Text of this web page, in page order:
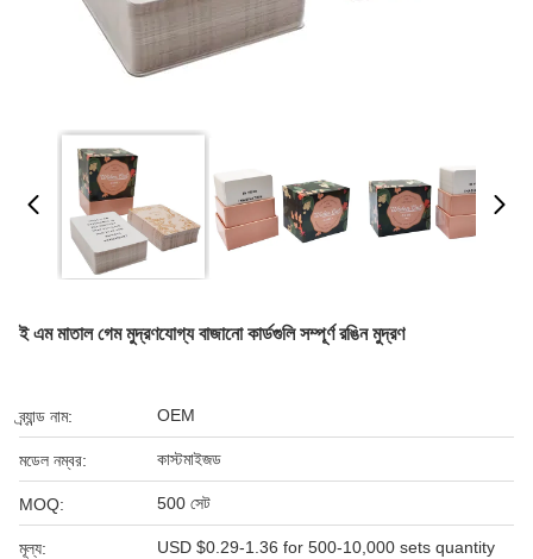
ই এম মাতাল গেম মুদ্রণযোগ্য বাজানো কার্ডগুলি সম্পূর্ণ রঙিন মুদ্রণ
ব্র্যান্ড নাম: OEM
মডেল নম্বর: কাস্টমাইজড
MOQ: 500 সেট
মূল্য: USD $0.29-1.36 for 500-10,000 sets quantity